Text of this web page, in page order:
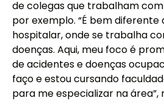
de colegas que trabalham
por exemplo. “É bem
hospitalar, onde se trabalha
doenças. Aqui, meu foco é
de acidentes e doenças
faço e estou cursando
para me especializar na área”,